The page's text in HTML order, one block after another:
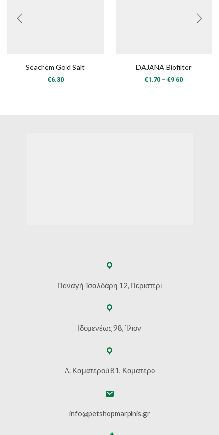
Seachem Gold Salt
€6.30
DAJANA Biofilter
€1.70 – €9.60Price
Παναγή Τσαλδάρη 12, Περιστέρι
Ιδομενέως 98, Ίλιον
Λ. Καματερού 81, Καματερό
info@petshopmarpinis.gr